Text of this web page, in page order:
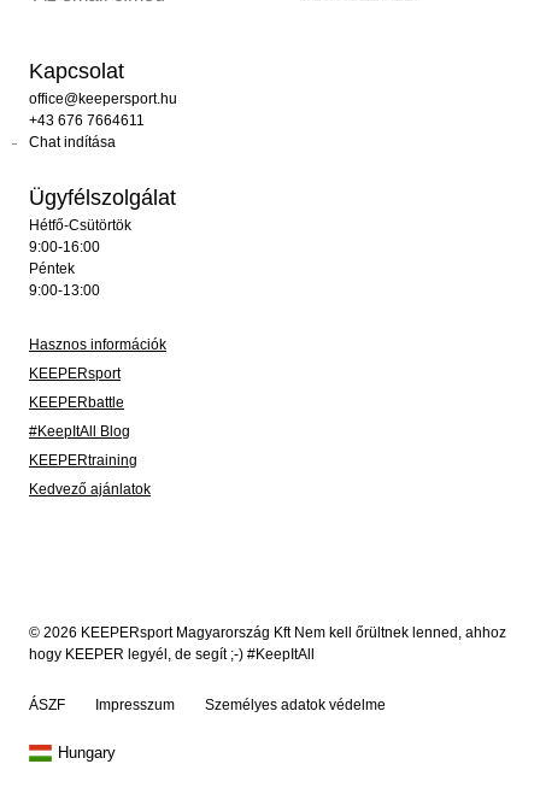
Kapcsolat
office@keepersport.hu
+43 676 7664611
Chat indítása
Ügyfélszolgálat
Hétfő-Csütörtök
9:00-16:00
Péntek
9:00-13:00
Hasznos információk
KEEPERsport
KEEPERbattle
#KeepItAll Blog
KEEPERtraining
Kedvező ajánlatok
© 2026 KEEPERsport Magyarország Kft Nem kell őrültnek lenned, ahhoz
hogy KEEPER legyél, de segít ;-) #KeepItAll
ÁSZF Impresszum Személyes adatok védelme
Hungary